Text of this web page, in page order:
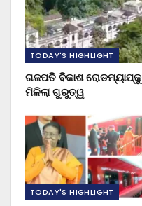
TODAY'S HIGHLIGHT
ଗଜପତି ବିକାଶ ରୋଡମ୍ୟାପ୍‌କୁ
ମିଳିଲା ଗୁରୁତ୍ୱ
TODAY'S HIGHLIGHT